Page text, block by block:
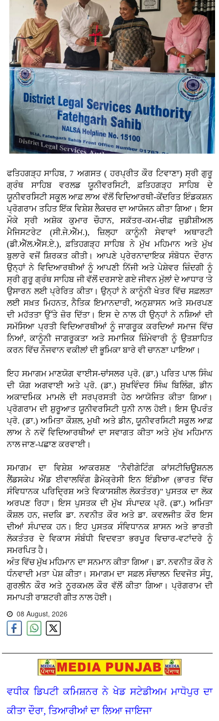
ਫਤਿਹਗੜ੍ਹ ਸਾਹਿਬ, 7 ਅਗਸਤ ( ਹਰਪ੍ਰੀਤ ਕੌਰ ਟਿਵਾਣਾ)ਸ੍ਰੀ ਗੁਰੂ
ਗ੍ਰੰਥ ਸਾਹਿਬ ਵਰਲਡ ਯੂਨੀਵਰਸਿਟੀ, ਫ਼ਤਿਹਗੜ੍ਹ ਸਾਹਿਬ ਦੇ
ਯੂਨੀਵਰਸਿਟੀ ਸਕੂਲ ਆਫ਼ ਲਾਅ ਵੱਲੋਂ ਵਿਦਿਆਰਥੀ-ਕੇਂਦਰਿਤ ਇੰਡਕਸ਼ਨ
ਪ੍ਰੋਗਰਾਮ ਤਹਿਤ ਇੱਕ ਵਿਸ਼ੇਸ਼ ਲੈਕਚਰ ਦਾ ਆਯੋਜਨ ਕੀਤਾ ਗਿਆ। ਇਸ
ਮੌਕੇ ਸ੍ਰੀ ਅਸ਼ੋਕ ਕੁਮਾਰ ਚੌਹਾਨ, ਸਕੱਤਰ-ਕਮ-ਚੀਫ਼ ਜੁਡੀਸ਼ੀਅਲ
ਮੈਜਿਸਟਰੇਟ (ਸੀ.ਜੇ.ਐੱਮ.), ਜ਼ਿਲ੍ਹਾ ਕਾਨੂੰਨੀ ਸੇਵਾਵਾਂ ਅਥਾਰਟੀ
(ਡੀ.ਐੱਲ.ਐੱਸ.ਏ.), ਫ਼ਤਿਹਗੜ੍ਹ ਸਾਹਿਬ ਨੇ ਮੁੱਖ ਮਹਿਮਾਨ ਅਤੇ ਮੁੱਖ
ਬੁਲਾਰੇ ਵਜੋਂ ਸ਼ਿਰਕਤ ਕੀਤੀ। ਆਪਣੇ ਪ੍ਰੇਰਨਾਦਾਇਕ ਸੰਬੋਧਨ ਦੌਰਾਨ
ਉਨ੍ਹਾਂ ਨੇ ਵਿਦਿਆਰਥੀਆਂ ਨੂੰ ਆਪਣੀ ਨਿੱਜੀ ਅਤੇ ਪੇਸ਼ੇਵਰ ਜ਼ਿੰਦਗੀ ਨੂੰ
ਸ੍ਰੀ ਗੁਰੂ ਗ੍ਰੰਥ ਸਾਹਿਬ ਜੀ ਵੱਲੋਂ ਦਰਸਾਏ ਗਏ ਜੀਵਨ ਮੁੱਲਾਂ ਦੇ ਆਧਾਰ 'ਤੇ
ਉਸਾਰਨ ਲਈ ਪ੍ਰੇਰਿਤ ਕੀਤਾ। ਉਨ੍ਹਾਂ ਨੇ ਕਾਨੂੰਨੀ ਖੇਤਰ ਵਿੱਚ ਸਫ਼ਲਤਾ
ਲਈ ਸਖ਼ਤ ਮਿਹਨਤ, ਨੈਤਿਕ ਇਮਾਨਦਾਰੀ, ਅਨੁਸ਼ਾਸਨ ਅਤੇ ਸਮਰਪਣ
ਦੀ ਮਹੱਤਤਾ ਉੱਤੇ ਜ਼ੋਰ ਦਿੱਤਾ। ਇਸ ਦੇ ਨਾਲ ਹੀ ਉਨ੍ਹਾਂ ਨੇ ਨਸ਼ਿਆਂ ਦੀ
ਸਮੱਸਿਆ ਪ੍ਰਤੀ ਵਿਦਿਆਰਥੀਆਂ ਨੂੰ ਜਾਗਰੂਕ ਕਰਦਿਆਂ ਸਮਾਜ ਵਿੱਚ
ਨਿਆਂ, ਕਾਨੂੰਨੀ ਜਾਗਰੂਕਤਾ ਅਤੇ ਸਮਾਜਿਕ ਜ਼ਿੰਮੇਵਾਰੀ ਨੂੰ ਉਤਸ਼ਾਹਿਤ
ਕਰਨ ਵਿੱਚ ਨੌਜਵਾਨ ਵਕੀਲਾਂ ਦੀ ਭੂਮਿਕਾ ਬਾਰੇ ਵੀ ਚਾਨਣਾ ਪਾਇਆ।
ਇਹ ਸਮਾਗਮ ਮਾਣਯੋਗ ਵਾਈਸ-ਚਾਂਸਲਰ ਪ੍ਰੋ. (ਡਾ.) ਪਰਿਤ ਪਾਲ ਸਿੰਘ
ਦੀ ਯੋਗ ਅਗਵਾਈ ਅਤੇ ਪ੍ਰੋ. (ਡਾ.) ਸੁਖਵਿੰਦਰ ਸਿੰਘ ਬਿਲਿੰਗ, ਡੀਨ
ਅਕਾਦਮਿਕ ਮਾਮਲੇ ਦੀ ਸਰਪ੍ਰਸਤੀ ਹੇਠ ਆਯੋਜਿਤ ਕੀਤਾ ਗਿਆ।
ਪ੍ਰੋਗਰਾਮ ਦੀ ਸ਼ੁਰੂਆਤ ਯੂਨੀਵਰਸਿਟੀ ਧੁਨੀ ਨਾਲ ਹੋਈ। ਇਸ ਉਪਰੰਤ
ਪ੍ਰੋ. (ਡਾ.) ਅਮਿਤਾ ਕੌਸ਼ਲ, ਮੁਖੀ ਅਤੇ ਡੀਨ, ਯੂਨੀਵਰਸਿਟੀ ਸਕੂਲ ਆਫ਼
ਲਾਅ ਨੇ ਨਵੇਂ ਵਿਦਿਆਰਥੀਆਂ ਦਾ ਸਵਾਗਤ ਕੀਤਾ ਅਤੇ ਮੁੱਖ ਮਹਿਮਾਨ
ਨਾਲ ਜਾਣ-ਪਛਾਣ ਕਰਵਾਈ।
ਸਮਾਗਮ ਦਾ ਵਿਸ਼ੇਸ਼ ਆਕਰਸ਼ਣ "ਨੈਵੀਗੇਟਿੰਗ ਕਾਂਸਟੀਚਿਊਸ਼ਨਲ
ਲੈਂਡਸਕੇਪ ਐਂਡ ਈਵਾਲਵਿੰਗ ਡੈਮੋਕ੍ਰੇਸੀ ਇਨ ਇੰਡੀਆ (ਭਾਰਤ ਵਿੱਚ
ਸੰਵਿਧਾਨਕ ਪਰਿਦ੍ਰਿਸ਼ ਅਤੇ ਵਿਕਾਸਸ਼ੀਲ ਲੋਕਤੰਤਰ)" ਪੁਸਤਕ ਦਾ ਲੋਕ
ਅਰਪਣ ਰਿਹਾ। ਇਸ ਪੁਸਤਕ ਦੀ ਮੁੱਖ ਸੰਪਾਦਕ ਪ੍ਰੋ. (ਡਾ.) ਅਮਿਤਾ
ਕੌਸ਼ਲ ਹਨ, ਜਦਕਿ ਡਾ. ਨਵਨੀਤ ਕੌਰ ਅਤੇ ਡਾ. ਕਵਲਜੀਤ ਕੌਰ ਇਸ
ਦੀਆਂ ਸੰਪਾਦਕ ਹਨ। ਇਹ ਪੁਸਤਕ ਸੰਵਿਧਾਨਕ ਸ਼ਾਸਨ ਅਤੇ ਭਾਰਤੀ
ਲੋਕਤੰਤਰ ਦੇ ਵਿਕਾਸ ਸੰਬੰਧੀ ਵਿਦਵਤਾ ਭਰਪੂਰ ਵਿਚਾਰ-ਵਟਾਂਦਰੇ ਨੂੰ
ਸਮਰਪਿਤ ਹੈ।
ਅੰਤ ਵਿੱਚ ਮੁੱਖ ਮਹਿਮਾਨ ਦਾ ਸਨਮਾਨ ਕੀਤਾ ਗਿਆ। ਡਾ. ਨਵਨੀਤ ਕੌਰ ਨੇ
ਧੰਨਵਾਦੀ ਮਤਾ ਪੇਸ਼ ਕੀਤਾ। ਸਮਾਗਮ ਦਾ ਸਫ਼ਲ ਸੰਚਾਲਨ ਦਿਵਜੋਤ ਸੰਧੂ,
ਗੁਰਲੀਨ ਕੌਰ ਅਤੇ ਨੂਰਕਮਲ ਕੌਰ ਵੱਲੋਂ ਕੀਤਾ ਗਿਆ। ਪ੍ਰੋਗਰਾਮ ਦੀ
ਸਮਾਪਤੀ ਰਾਸ਼ਟਰੀ ਗੀਤ ਨਾਲ ਹੋਈ।
08 August, 2026
ਵਧੀਕ ਡਿਪਟੀ ਕਮਿਸ਼ਨਰ ਨੇ ਖੇਡ ਸਟੇਡੀਅਮ ਮਾਧੋਪੁਰ ਦਾ
ਕੀਤਾ ਦੌਰਾ, ਤਿਆਰੀਆਂ ਦਾ ਲਿਆ ਜਾਇਜਾ